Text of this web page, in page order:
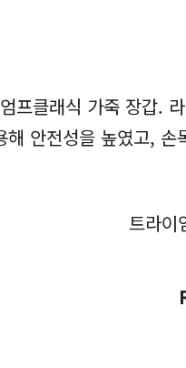
프클래식 가죽 장갑.
해 안전성을 높였고, 손
트라